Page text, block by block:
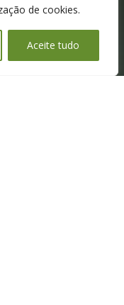
de cookies.
Aceite tudo